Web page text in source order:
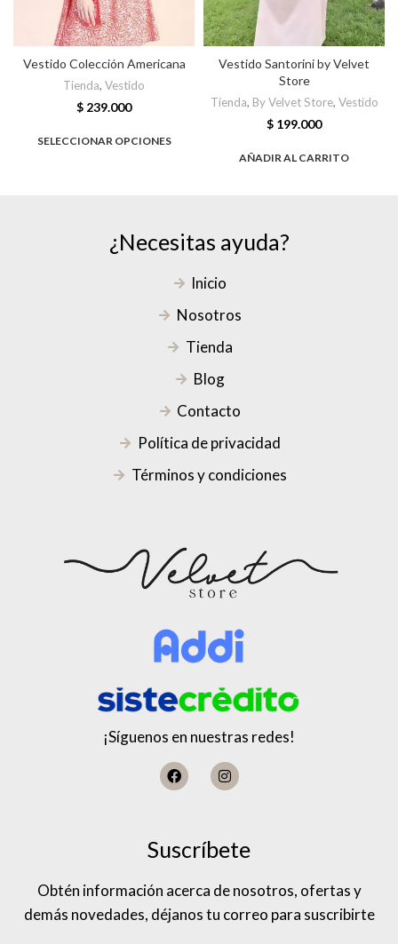
Vestido Colección Americana
Tienda, Vestido
$ 239.000
SELECCIONAR OPCIONES
Vestido Santorini by Velvet
Store
Tienda, By Velvet Store, Vestido
$ 199.000
AÑADIR AL CARRITO
¿Necesitas ayuda?
Inicio
Nosotros
Tienda
Blog
Contacto
Política de privacidad
Términos y condiciones
¡Síguenos en nuestras redes!
Suscríbete
Obtén información acerca de nosotros, ofertas y
demás novedades, déjanos tu correo para suscribirte